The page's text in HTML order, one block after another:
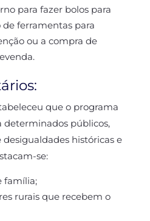
para fazer bolos para
de ferramentas para
ou a compra de
que o programa
determinados públicos,
históricas e
se:
família;
rurais que recebem o